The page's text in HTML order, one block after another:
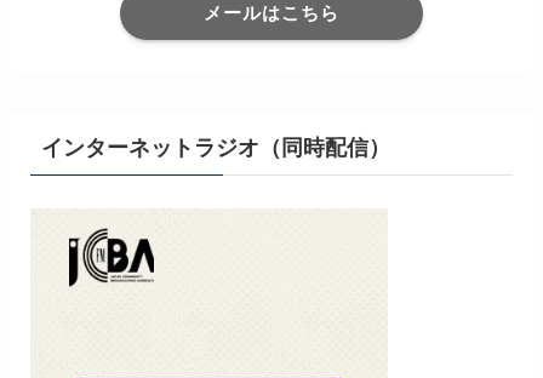
メールはこちら
インターネットラジオ（同時配信）